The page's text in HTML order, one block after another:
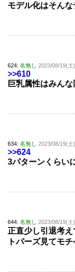
モデル化はそん
624: 名無し 2023/08/19(土
>>610
巨乳属性はみん
634: 名無し 2023/08/19(土
>>624
3パターンくらい
644: 名無し 2023/08/19(土
正直少し引退考
トパーズ見てモ